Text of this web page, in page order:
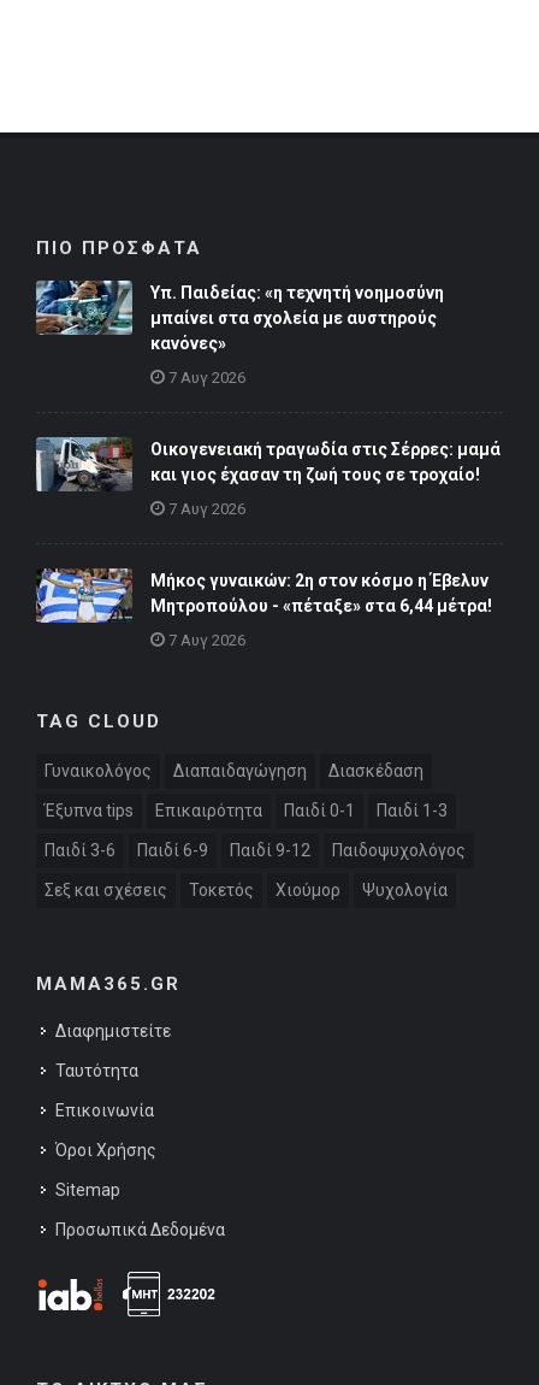
ΠΙΟ ΠΡΟΣΦΑΤΑ
Υπ. Παιδείας: «η τεχνητή νοημοσύνη
μπαίνει στα σχολεία με αυστηρούς
κανόνες»
7 Αυγ 2026
Οικογενειακή τραγωδία στις Σέρρες: μαμά
και γιος έχασαν τη ζωή τους σε τροχαίο!
7 Αυγ 2026
Μήκος γυναικών: 2η στον κόσμο η Έβελυν
Μητροπούλου - «πέταξε» στα 6,44 μέτρα!
7 Αυγ 2026
TAG CLOUD
Γυναικολόγος Διαπαιδαγώγηση Διασκέδαση
Έξυπνα tips Επικαιρότητα Παιδί 0-1 Παιδί 1-3
Παιδί 3-6 Παιδί 6-9 Παιδί 9-12 Παιδοψυχολόγος
Σεξ και σχέσεις Τοκετός Χιούμορ Ψυχολογία
MAMA365.GR
Διαφημιστείτε
Ταυτότητα
Επικοινωνία
Όροι Χρήσης
Sitemap
Προσωπικά Δεδομένα